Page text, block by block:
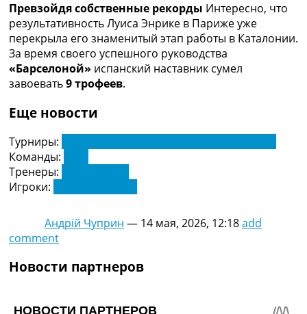
Рейтинг клубов УЕФА
Рейтинг ФИФА
ТВ программа
Превзойдя собственные рекорды Интересно, что
результативность Луиса Энрике в Париже уже
перекрыла его знаменитый этап работы в Каталонии.
За время своего успешного руководства
«Барселоной» испанский наставник сумел
завоевать9 трофеев.
Еще новости
Турниры:
Команды:
Тренеры:
Игроки:
Андрій Чуприн — 14 мая, 2026, 12:18add
comment
Новости партнеров